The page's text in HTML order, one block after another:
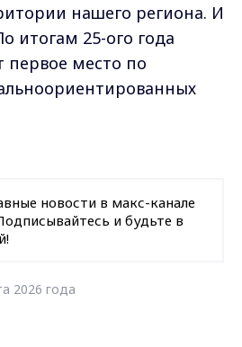
нашего региона. И
итогам 25-ого года
первое место по
новости в макс-канале
и будьте в
2026 года